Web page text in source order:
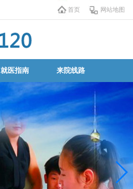
首页 网站地图
就医指南 来院线路